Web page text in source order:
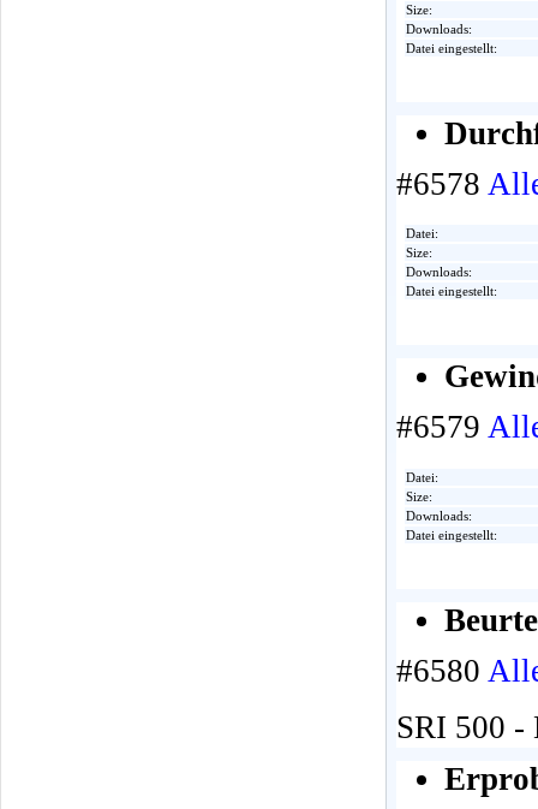
Size:
Downloads:
Datei eingestellt:
#6578
Datei:
Size:
Downloads:
Datei eingestellt:
#6579
Datei:
Size:
Downloads:
Datei eingestellt:
#6580
SRI 500